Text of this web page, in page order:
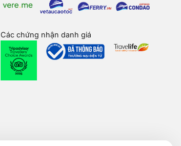
Các chứng nhận danh giá